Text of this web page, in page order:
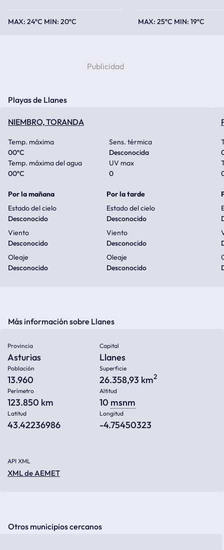
24ºC 20ºC 25ºC 19ºC
Playas de Llanes
NIEMBRO, TORANDA
Temp. máxima
00ºC
Sens. térmica
Desconocida
Temp. máxima del agua
00ºC
UV max
0
Por la mañana
Estado del cielo
Desconocido
Viento
Desconocido
Oleaje
Desconocido
Por la tarde
Estado del cielo
Desconocido
Viento
Desconocido
Oleaje
Desconocido
Más información sobre Llanes
Provincia
Asturias
Capital
Llanes
Población
13.960
Superficie
26.358,93 km2
Perímetro
123.850 km
Altitud
10 msnm
Latitud
43.42236986
Longitud
-4.75450323
API XML
XML de AEMET
Otros municipios cercanos